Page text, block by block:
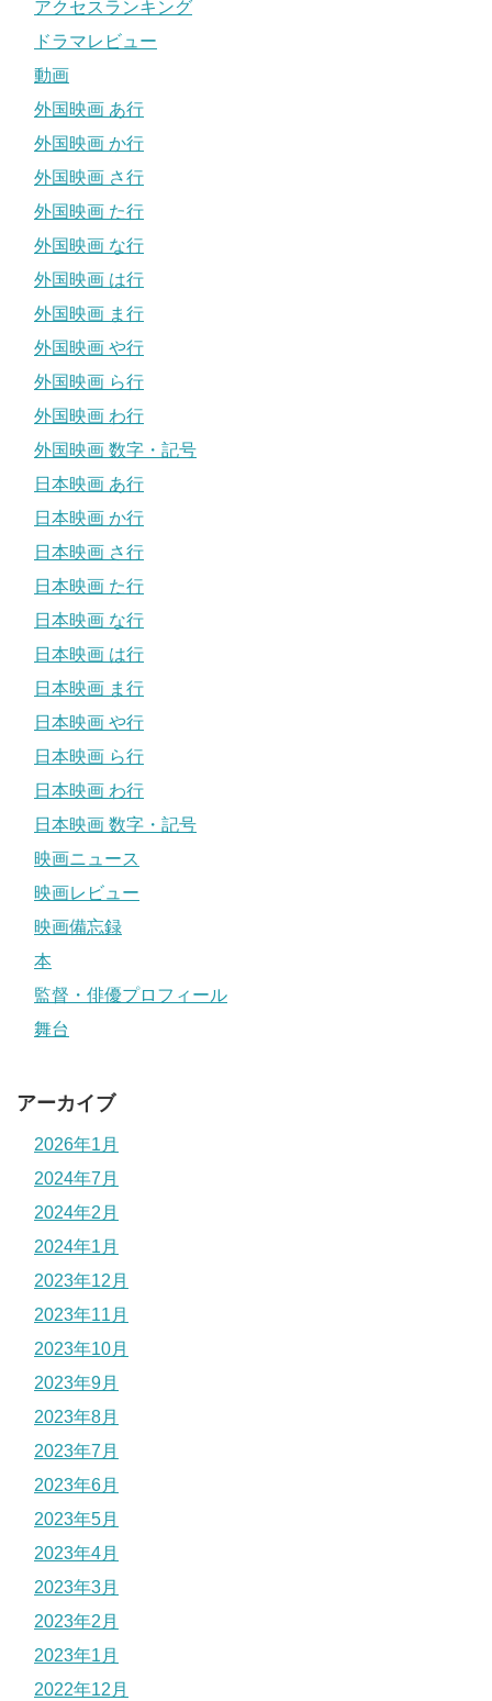
アクセスランキング
ドラマレビュー
動画
外国映画 あ行
外国映画 か行
外国映画 さ行
外国映画 た行
外国映画 な行
外国映画 は行
外国映画 ま行
外国映画 や行
外国映画 ら行
外国映画 わ行
外国映画 数字・記号
日本映画 あ行
日本映画 か行
日本映画 さ行
日本映画 た行
日本映画 な行
日本映画 は行
日本映画 ま行
日本映画 や行
日本映画 ら行
日本映画 わ行
日本映画 数字・記号
映画ニュース
映画レビュー
映画備忘録
本
監督・俳優プロフィール
舞台
アーカイブ
2026年1月
2024年7月
2024年2月
2024年1月
2023年12月
2023年11月
2023年10月
2023年9月
2023年8月
2023年7月
2023年6月
2023年5月
2023年4月
2023年3月
2023年2月
2023年1月
2022年12月